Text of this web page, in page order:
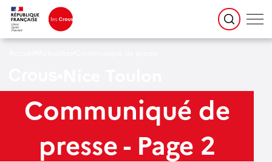
Communiqué de
presse - Page 2